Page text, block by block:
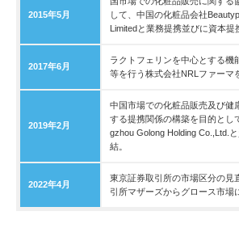
2015年5月
して、中国の化粧品会社
Limitedと業務提携並びに資本提
2017年6月
ラクトフェリンを中心とする機
等を行う株式会社NRLファーマ
2019年2月
中国市場での化粧品販売及び健
する提携関係の構築を目的とし
gzhou Golong Holding Co.,Ltd.
結。
2022年4月
東京証券取引所の市場区分の見
引所マザーズからグロース市場